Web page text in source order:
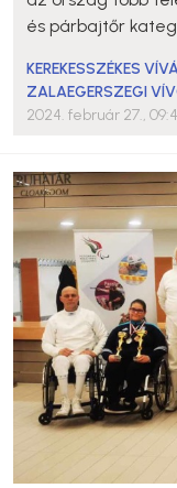
és párbajtőr
KEREKESSZÉKES
ZALAEGERSZEGI
2024. február 27.,